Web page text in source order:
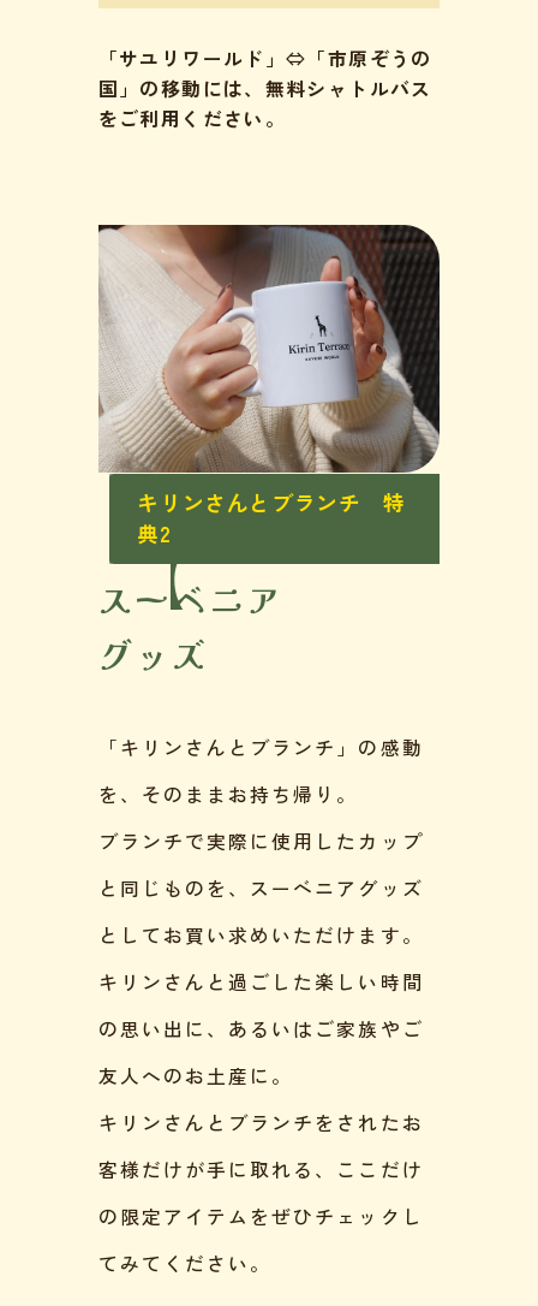
「サユリワールド」⇔「市原ぞうの
国」の移動には、無料シャトルバス
をご利用ください。
キリンさんとブランチ 特
典2
スーベニア
グッズ
「キリンさんとブランチ」の感動
を、そのままお持ち帰り。
ブランチで実際に使用したカップ
と同じものを、スーベニアグッズ
としてお買い求めいただけます。
キリンさんと過ごした楽しい時間
の思い出に、あるいはご家族やご
友人へのお土産に。
キリンさんとブランチをされたお
客様だけが手に取れる、ここだけ
の限定アイテムをぜひチェックし
てみてください。